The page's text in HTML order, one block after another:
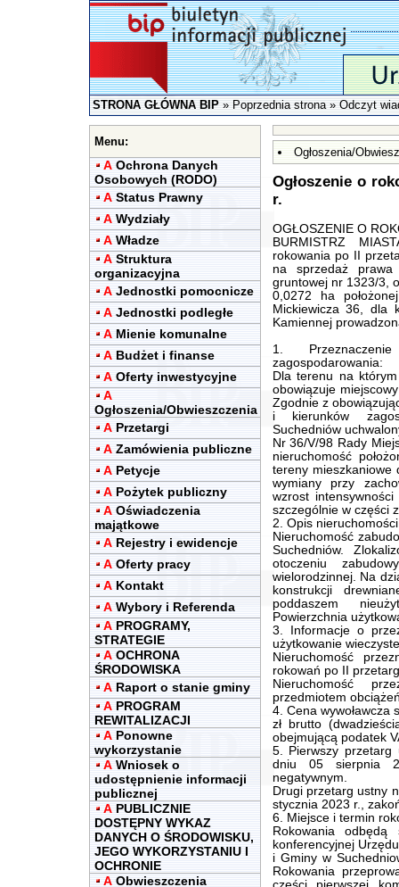
STRONA GŁÓWNA BIP»Poprzednia strona» Odczyt
Menu:
A Ochrona Danych
Osobowych (RODO)
A Status Prawny
A Wydziały
A Władze
A Struktura
organizacyjna
A Jednostki pomocnicze
A Jednostki podległe
A Mienie komunalne
A Budżet i finanse
A Oferty inwestycyjne
A
Ogłoszenia/Obwieszczenia
A Przetargi
A Zamówienia publiczne
A Petycje
A Pożytek publiczny
A Oświadczenia
majątkowe
A Rejestry i ewidencje
A Oferty pracy
A Kontakt
A Wybory i Referenda
A PROGRAMY,
STRATEGIE
A OCHRONA
ŚRODOWISKA
A Raport o stanie gminy
A PROGRAM
REWITALIZACJI
A Ponowne
wykorzystanie
A Wniosek o
udostępnienie informacji
publicznej
A PUBLICZNIE
DOSTĘPNY WYKAZ
DANYCH O ŚRODOWISKU,
JEGO WYKORZYSTANIU I
OCHRONIE
A Obwieszczenia
Ogłoszenia/
Ogłoszenie o
r.
OGŁOSZENIE O
BURMISTRZ
rokowania po II
na sprzedaż prawa
gruntowej nr 1323/3,
0,0272 ha
Mickiewicza 36, dla
Kamiennej
1.
zagospodarowania:
Dla terenu na
obowiązuje
Zgodnie z
i kierunków
Suchedniów
Nr 36/V/98 Rady
nieruchomość
tereny mieszkaniowe
wymiany przy
wzrost intensywności
szczególnie w części
2. Opis
Nieruchomość
Suchedniów.
otoczeniu
wielorodzinnej. Na
konstrukcji
poddaszem
Powierzchnia
3. Informacje o
użytkowanie
Nieruchomość
rokowań po II
Nieruchomość
przedmiotem
4. Cena wywoławcza
zł brutto
obejmującą podatek
5. Pierwszy przetarg
dniu 05 sierpnia
negatywnym.
Drugi przetarg ustny
stycznia 2023 r.,
6. Miejsce i termin
Rokowania
konferencyjnej
i Gminy w
Rokowania